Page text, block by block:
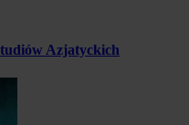
Azjatyckich